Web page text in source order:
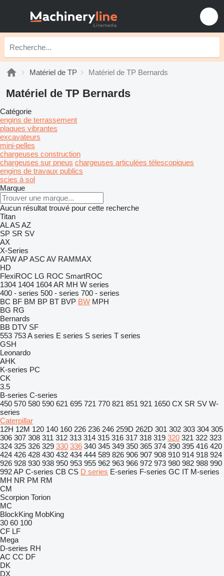
Matériel de TP Matériel de TP Bernards
Matériel de TP Bernards
Catégorie
engins de terrassement
plaques vibrantes
excavateurs
mini-pelles
chargeuses construction
chargeuses sur pneus chargeuses articulées télescopiques
engins de travaux publics
scies à sol
Marque
Aucun résultat trouvé pour cette recherche
Titan
ALASAZ
SP SR SV
AX
X-Series
AFWAPASC AV RAMMAX
HD
FlexiROC LG ROC SmartROC
1304 1404 1604AR MH W series
400 - series 500 - series 700 - series
BC BF BM BP BT BVP BW MPH
BG RG
Bernards
BB DTV SF
553 753A series E series S series T series
GSH
Leonardo
AHK
K-series PC
CK
3.5
B-series C-series
450 570 580 590 621 695 721 770 821 851 921 1650 CX SR SV W-
series
Caterpillar
12H 12M 120 140 160 226 236 246 259D 262D 301 302 303 304 305
306 307 308 311 312 313 314 315 316 317 318 319 320 321 322 323
324 325 326 329 330 336 340 345 349 350 365 374 390 395 416 420
424 426 428 430 432 434 444 589 826 906 907 908 910 914 918 924
926 928 930 938 950 953 955 962 963 966 972 973 980 982 988 990
992AP C-series CB CS D series E-series F-series GC IT M-series
MH NR PM RM
CM
Scorpion Torion
MC
BlockKing MobKing
30 60 100
CF LF
Mega
D-series RH
AC CC DF
DK
DX